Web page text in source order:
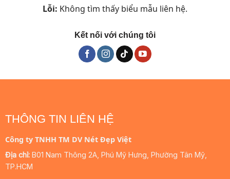
Lỗi: Không tìm thấy biểu mẫu liên hệ.
Kết nối với chúng tôi
THÔNG TIN LIÊN HỆ
Công ty TNHH TM DV Nét Đẹp Việt
Địa chỉ: B01 Nam Thông 2A, Phú Mỹ Hưng, Phường Tân Mỹ,
TP.HCM